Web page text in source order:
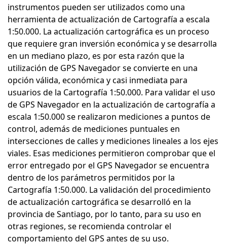
instrumentos pueden ser utilizados como una
herramienta de actualización de Cartografía a escala
1:50.000. La actualización cartográfica es un proceso
que requiere gran inversión económica y se desarrolla
en un mediano plazo, es por esta razón que la
utilización de GPS Navegador se convierte en una
opción válida, económica y casi inmediata para
usuarios de la Cartografía 1:50.000. Para validar el uso
de GPS Navegador en la actualización de cartografía a
escala 1:50.000 se realizaron mediciones a puntos de
control, además de mediciones puntuales en
intersecciones de calles y mediciones lineales a los ejes
viales. Esas mediciones permitieron comprobar que el
error entregado por el GPS Navegador se encuentra
dentro de los parámetros permitidos por la
Cartografía 1:50.000. La validación del procedimiento
de actualización cartográfica se desarrolló en la
provincia de Santiago, por lo tanto, para su uso en
otras regiones, se recomienda controlar el
comportamiento del GPS antes de su uso.